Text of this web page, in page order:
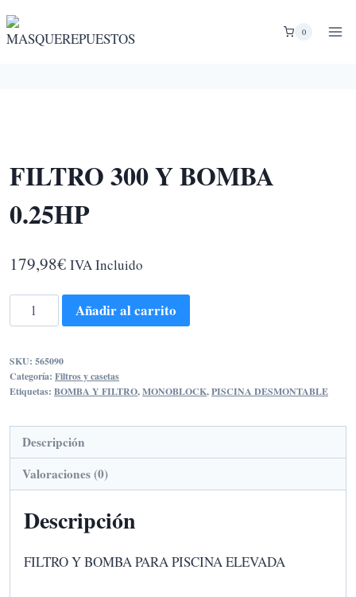
al
0
FILTRO 300 Y BOMBA
0.25HP
179,98€ IVA Incluido
FILTRO
300
BOMBA
0.25HP
Añadir al carrito
SKU: 565090
Categoría: Filtros y casetas
Etiquetas: BOMBA Y FILTRO,MONOBLOCK,PISCINA DESMONTABLE
Descripción
Valoraciones (0)
Descripción
FILTRO Y BOMBA PARA PISCINA ELEVADA